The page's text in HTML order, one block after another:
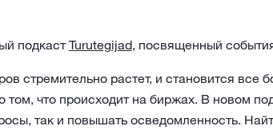
подкастTurutegijad, посвященный
стремительно растет, и становится
том, что происходит на биржах. В новом
так и повышать осведомленность.